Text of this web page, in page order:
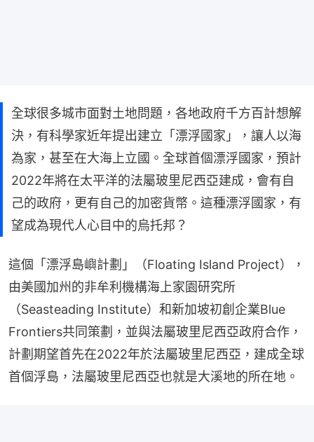
全球很多城市面對土地問題，各地政府千方百計想解
決，有科學家近年提出建立「漂浮國家」，讓人以海
為家，甚至在大海上立國。全球首個漂浮國家，預計
2022年將在太平洋的法屬玻里尼西亞建成，會有自
己的政府，更有自己的加密貨幣。這種漂浮國家，有
望成為現代人心目中的烏托邦？
這個「漂浮島嶼計劃」（Floating Island Project），
由美國加州的非牟利機構海上家園研究所
（Seasteading Institute）和新加坡初創企業Blue
Frontiers共同策劃，並與法屬玻里尼西亞政府合作，
計劃期望首先在2022年於法屬玻里尼西亞，建成全球
首個浮島，法屬玻里尼西亞也就是大溪地的所在地。